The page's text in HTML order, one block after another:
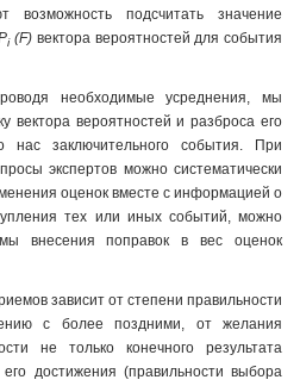
возможность подсчитать значение
i(F) вектора вероятностей для события
необходимые усреднения, мы
вектора вероятностей и разброса его
нас заключительного события. При
экспертов можно систематически
оценок вместе с информацией о
тех или иных событий, можно
внесения поправок в вес оценок
зависит от степени правильности
с более поздними, от желания
не только конечного результата
достижения (правильности выбора